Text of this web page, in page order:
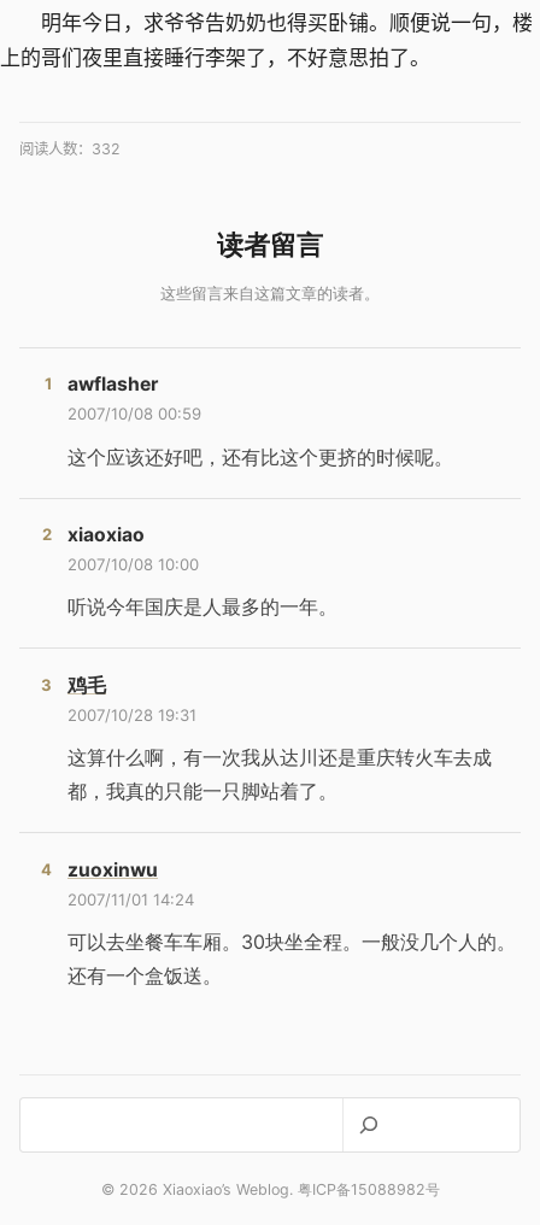
明年今日，求爷爷告奶奶也得买卧铺。顺便说一句，楼
上的哥们夜里直接睡行李架了，不好意思拍了。
阅读人数： 332
awflasher
2007/10/08 00:59
这个应该还好吧，还有比这个更挤的时候呢。
xiaoxiao
2007/10/08 10:00
听说今年国庆是人最多的一年。
鸡毛
2007/10/28 19:31
这算什么啊，有一次我从达川还是重庆转火车去成
都，我真的只能一只脚站着了。
zuoxinwu
2007/11/01 14:24
可以去坐餐车车厢。30块坐全程。一般没几个人的。
还有一个盒饭送。
索
© 2026 Xiaoxiao’s Weblog. 粤ICP备15088982号